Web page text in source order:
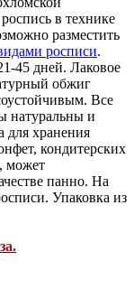
в технике
разместить
росписи.
45 дней. Лаковое
обжиг
Все
натуральны и
для хранения
кондитерских
может
панно. На
Упаковка из